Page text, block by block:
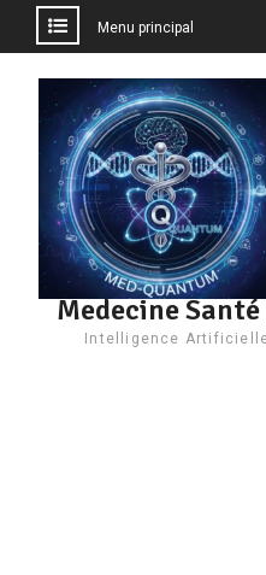
contenu
Menu principal
Medecine
Intelligence